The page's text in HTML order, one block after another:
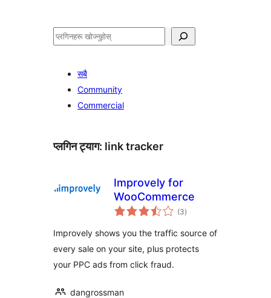
खोज्नुहोस्
सबै
Community
Commercial
प्लगिन ट्याग: link tracker
Improvely for
WooCommerce
(3कुल
रेटिङ्गहरू
)
Improvely shows you the traffic source of
every sale on your site, plus protects
your PPC ads from click fraud.
dangrossman